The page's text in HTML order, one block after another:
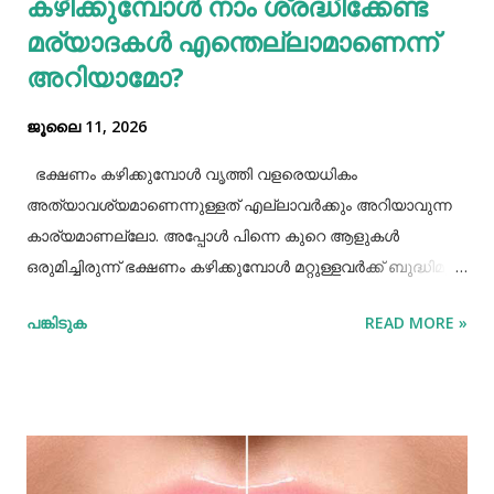
മര്യാദകൾ എന്തെല്ലാമാണെന്ന്
അറിയാമോ?
ജൂലൈ 11, 2026
ഭക്ഷണം കഴിക്കുമ്പോൾ വൃത്തി വളരെയധികം
അത്യാവശ്യമാണെന്നുള്ളത് എല്ലാവർക്കും അറിയാവുന്ന
കാര്യമാണല്ലോ. അപ്പോൾ പിന്നെ കുറെ ആളുകൾ
ഒരുമിച്ചിരുന്ന് ഭക്ഷണം കഴിക്കുമ്പോൾ മറ്റുള്ളവർക്ക് ബുദ്ധിമുട്ട്
ശ്രദ്ധിക്കേണ്ട ചില കാര്യങ്ങളുണ്ട്. ആദ്യമായി നമ്മൾ
കഴുകി ശുദ്ധിയാക്കേണ്ടതുണ്ട്. അതേപോലെ നമ്മുടെ
ശരീരത്തിലും വസ്ത്രത്തിലും നല്ലപോലെ വൃത്തി
പങ്കിടുക READ MORE »